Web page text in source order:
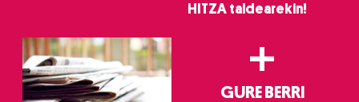
HITZA taldearekin!
+
GURE BERRI